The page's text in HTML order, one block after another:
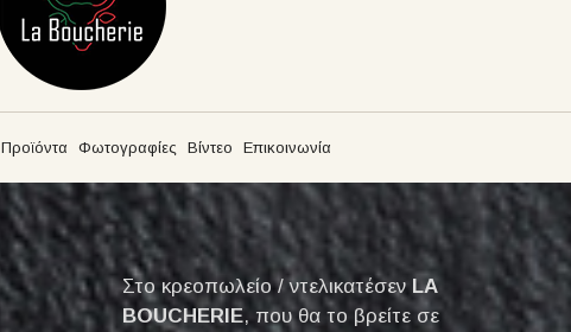
Προϊόντα Φωτογραφίες Βίντεο Επικοινωνία
Στο κρεοπωλείο / ντελικατέσεν LA
BOUCHERIE, που θα το βρείτε σε